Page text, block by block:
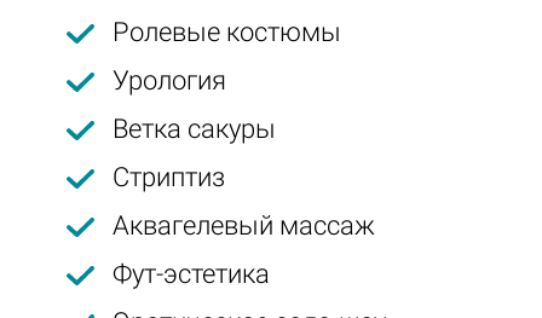
Ролевые костюмы
Урология
Ветка сакуры
Стриптиз
Аквагелевый массаж
Фут-эстетика